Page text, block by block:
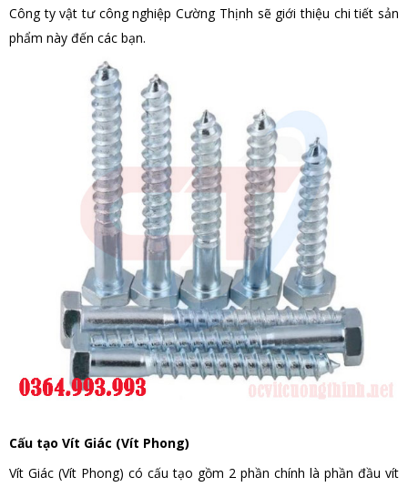
Công ty vật tư công nghiệp Cường Thịnh sẽ giới thiệu chi tiết sản
phẩm này đến các bạn.
Cấu tạo Vít Giác (Vít Phong)
Vít Giác (Vít Phong) có cấu tạo gồm 2 phần chính là phần đầu vít